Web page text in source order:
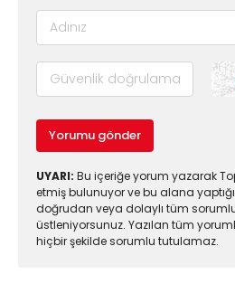
Yorumu gönder
UYARI: Bu içeriğe yorum yazarak
etmiş bulunuyor ve bu alana
doğrudan veya dolaylı tüm
üstleniyorsunuz. Yazılan tüm
hiçbir şekilde sorumlu tutulamaz.